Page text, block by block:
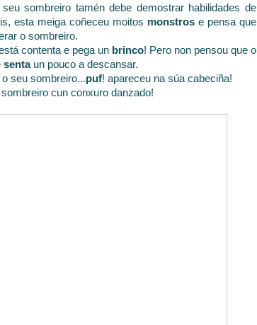
sombreiro tamén debe demostrar habilidades de
esta meiga coñeceu moitos monstrose pensa que
o sombreiro.
contenta e pega un brinco! Pero non pensou que o
sentaun pouco a descansar.
seu sombreiro...puf! apareceu na súa cabeciña!
cun conxuro danzado!